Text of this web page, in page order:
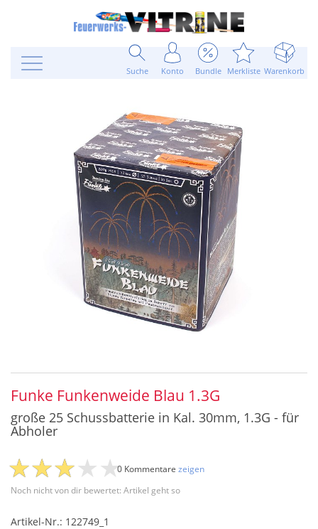
Suche Konto Bundle Merkliste Warenkorb
Funke Funkenweide Blau 1.3G
große 25 Schussbatterie in Kal. 30mm, 1.3G - für
Abholer
Noch nicht von dir bewertet: Artikel geht so
0 Kommentare zeigen
Artikel-Nr.: 122749_1